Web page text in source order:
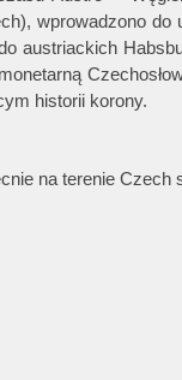
wprowadzono
austriackich
historii korony.
na terenie